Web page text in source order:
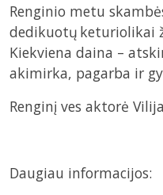
Renginio metu
dedikuotų keturiolikai
Kiekviena daina –
akimirka, pagarba ir
Renginį ves aktorė
Daugiau informacijos: